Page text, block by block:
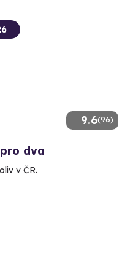
9.6(96)
dva
v ČR.